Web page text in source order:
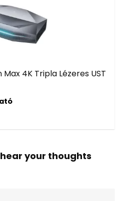
4K Tripla Lézeres UST
your thoughts